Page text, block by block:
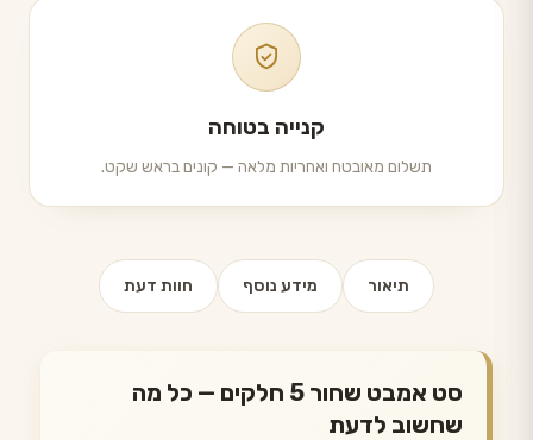
קנייה בטוחה
תשלום מאובטח ואחריות מלאה — קונים בראש שקט.
תיאור מידע נוסף חוות דעת
סט אמבט שחור 5 חלקים — כל מה
שחשוב לדעת